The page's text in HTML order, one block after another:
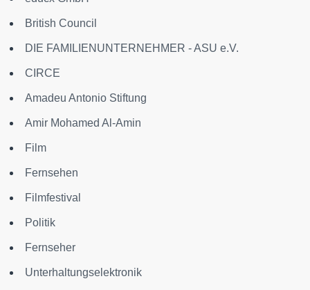
British Council
DIE FAMILIENUNTERNEHMER - ASU e.V.
CIRCE
Amadeu Antonio Stiftung
Amir Mohamed Al-Amin
Film
Fernsehen
Filmfestival
Politik
Fernseher
Unterhaltungselektronik